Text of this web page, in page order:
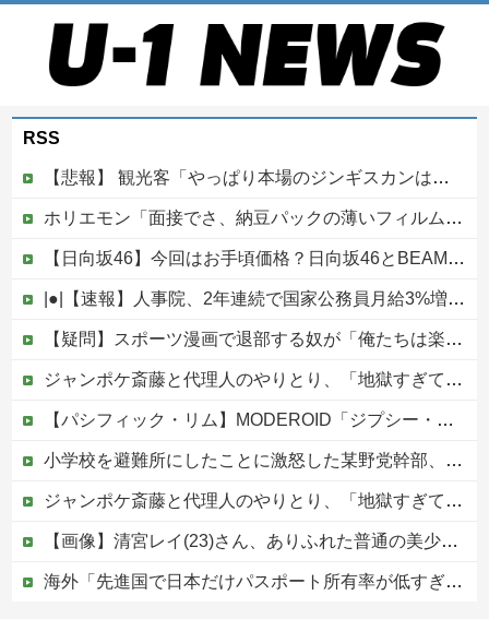
RSS
【悲報】 観光客「やっぱり本場のジンギスカンは美味い！」道民ワイ「ぷっｗｗｗｗ」
ホリエモン「面接でさ、納豆パックの薄いフィルムって何のために入っていの？って聞くわけ」
【日向坂46】今回はお手頃価格？日向坂46とBEAMSのコラボが決定！！
|●|【速報】人事院、2年連続で国家公務員月給3%増の「1万5056円」引き上げ勧告 2年で6%超え
【疑問】スポーツ漫画で退部する奴が「俺たちは楽しくやりたかったんだよ」って言い出す理由ｗｗｗｗｗ他
ジャンポケ斎藤と代理人のやりとり、「地獄すぎて完全にコントになってる……」と衝撃を受ける人が続出中
【パシフィック・リム】MODEROID「ジプシー・デンジャー」プラモデル【10日予約開始】
小学校を避難所にしたことに激怒した某野党幹部、僅か3文字で論破される偉業を達成してしまい……
ジャンポケ斎藤と代理人のやりとり、「地獄すぎて完全にコントになってる……」と衝撃を受ける人が続出中
【画像】清宮レイ(23)さん、ありふれた普通の美少女になる
海外「先進国で日本だけパスポート所有率が低すぎる、何故なのか」